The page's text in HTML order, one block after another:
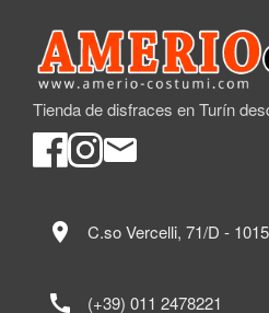
Tienda de disfraces en Turín
location_on C.so Vercelli, 71/D -
call (+39) 011 2478221